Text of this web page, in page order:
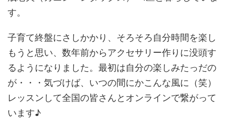
す。
子育て終盤にさしかかり、そろそろ自分時間を楽し
もうと思い、数年前からアクセサリー作りに没頭す
るようになりました。最初は自分の楽しみたっだの
が・・・気づけば、いつの間にかこんな風に（笑）
レッスンして全国の皆さんとオンラインで繋がって
います♪